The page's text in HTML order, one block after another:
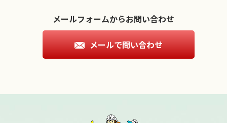
メールフォームからお問い合わせ
メールで問い合わせ